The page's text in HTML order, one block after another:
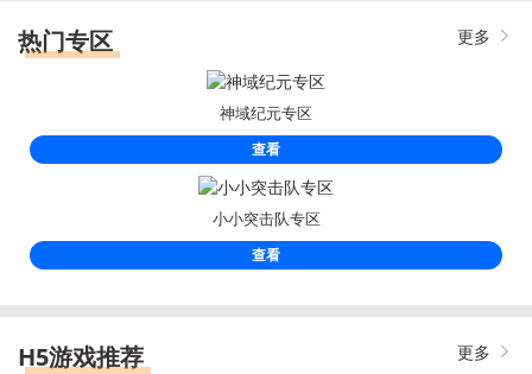
热门专区 更多
神域纪元专区
查看
小小突击队专区
查看
H5游戏推荐 更多